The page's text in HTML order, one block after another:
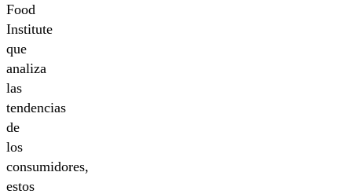
Food
Institute
que
analiza
las
tendencias
de
los
consumidores,
estos